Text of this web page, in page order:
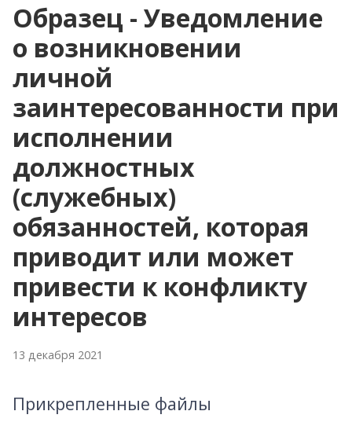
Образец - Уведомление
о возникновении
личной
заинтересованности при
исполнении
должностных
(служебных)
обязанностей, которая
приводит или может
привести к конфликту
интересов
13 декабря 2021
Прикрепленные файлы